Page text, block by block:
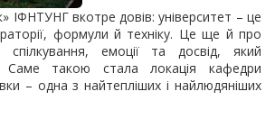
ІФНТУНГ вкотре довів: університет – це
формули й техніку. Це ще й про
емоції та досвід, який
Саме такою стала локація кафедри
– одна з найтепліших і найлюдяніших